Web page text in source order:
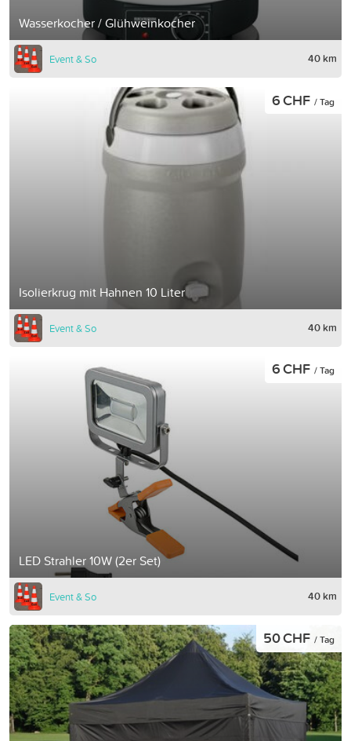
Wasserkocher / Glühweinkocher
Event & So 40 km
Isolierkrug mit Hahnen 10 Liter
6 CHF / Tag
Event & So 40 km
LED Strahler 10W (2er Set)
6 CHF / Tag
Event & So 40 km
50 CHF / Tag